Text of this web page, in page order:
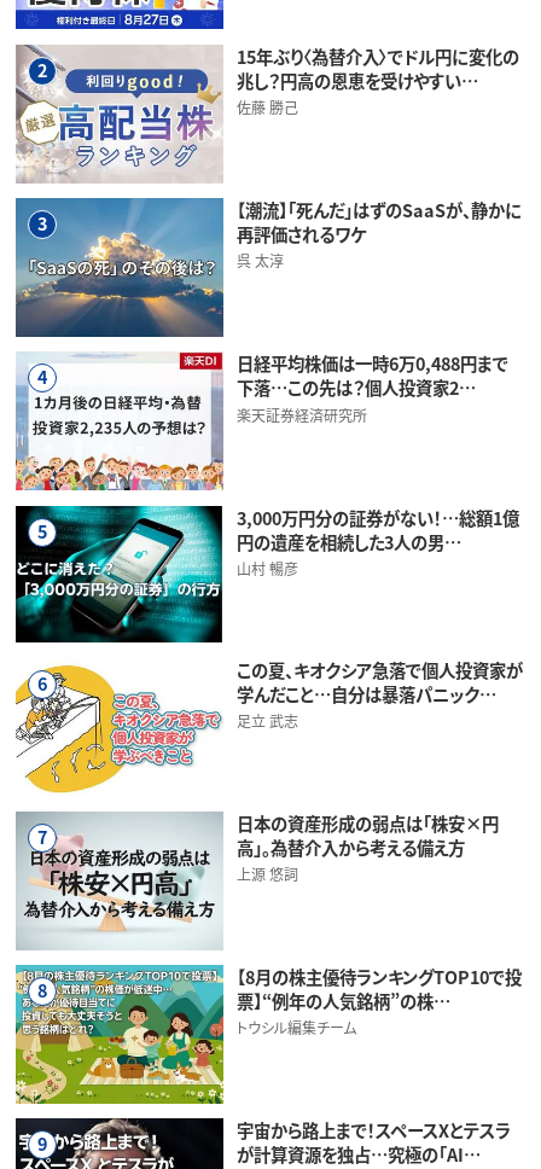
2
15年ぶり〈為替介入〉でドル円に変化の
兆し？円高の恩恵を受けやすい…
佐藤 勝己
3
【潮流】「死んだ」はずのSaaSが、静かに
再評価されるワケ
呉 太淳
4
日経平均株価は一時6万0,488円まで
下落…この先は？個人投資家2…
楽天証券経済研究所
5
3,000万円分の証券がない！…総額1億
円の遺産を相続した3人の男…
山村 暢彦
6
この夏、キオクシア急落で個人投資家が
学んだこと…自分は暴落パニック…
足立 武志
7
日本の資産形成の弱点は「株安×円
高」。為替介入から考える備え方
上源 悠詞
8
【8月の株主優待ランキングTOP10で投
票】“例年の人気銘柄”の株…
トウシル編集チーム
9
宇宙から路上まで！スペースXとテスラ
が計算資源を独占…究極の「AI…